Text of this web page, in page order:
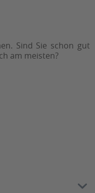
Sind Sie schon gut
am meisten?